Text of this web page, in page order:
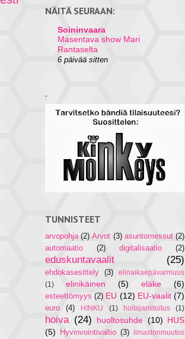
NÄITÄ SEURAAN:
Soininvaara
Masentava show Mari
Rantaselta
6 päivää sitten
.
TUNNISTEET
arvopohja (2) Arvot (3) asuntomessut (2)
automaatio
(2) digitalisaatio (2)
eduskuntavaalit (25)
ehdokasesittely (3)
elinaikaepävarmuus
(1)
elinikäinen (5) eläke (6)
esteettömyys (2) EU (12) EU-vaalit (7)
euro (4) HINKU (1) hoitajamitoitus (1)
hoiva (24) huoltosuhde (10) HUS
(5)
Hyvinvointivaltio (3) ilmastonmuutos